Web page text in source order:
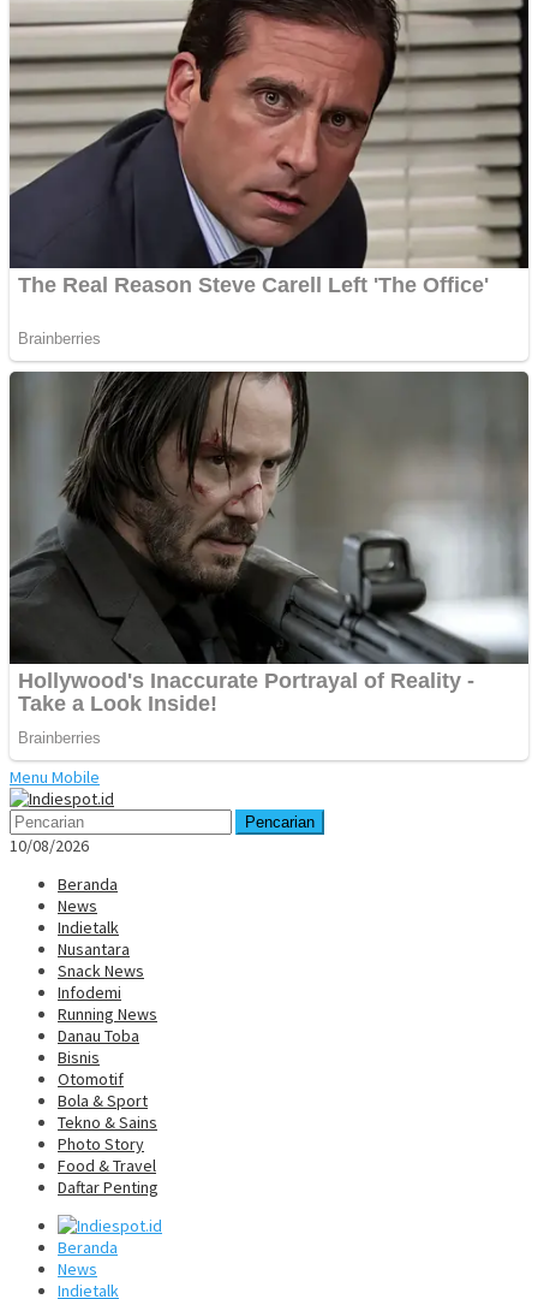
Menu Mobile
Pencarian
10/08/2026
Beranda
News
Indietalk
Nusantara
Snack News
Infodemi
Running News
Danau Toba
Bisnis
Otomotif
Bola & Sport
Tekno & Sains
Photo Story
Food & Travel
Daftar Penting
Beranda
News
Indietalk